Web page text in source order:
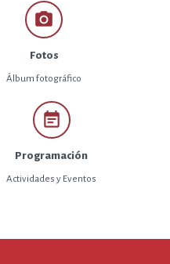
photo_camera
Fotos
Álbum fotográfico
event_note
Programación
Actividades y Eventos